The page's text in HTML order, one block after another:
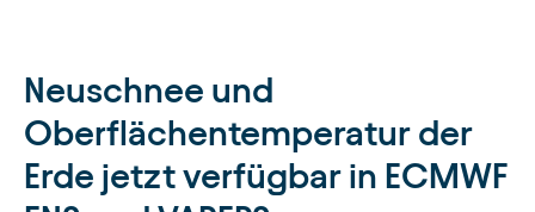
Neuschnee und
Oberflächentemperatur der
Erde jetzt verfügbar in ECMWF